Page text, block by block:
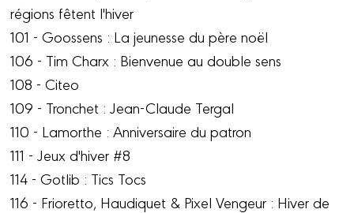
régions fêtent l'hiver
101 - Goossens : La jeunesse du père noël
106 - Tim Charx : Bienvenue au double sens
108 - Citeo
109 - Tronchet : Jean-Claude Tergal
110 - Lamorthe : Anniversaire du patron
111 - Jeux d'hiver #8
114 - Gotlib : Tics Tocs
116 - Frioretto, Haudiquet & Pixel Vengeur : Hiver de